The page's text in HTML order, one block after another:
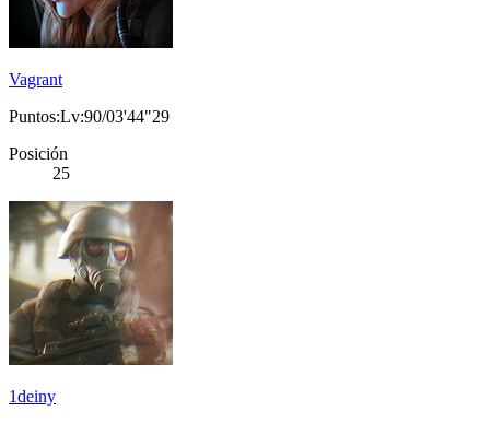
Vagrant
Puntos:Lv:90/03'44"29
Posición
25
1deiny